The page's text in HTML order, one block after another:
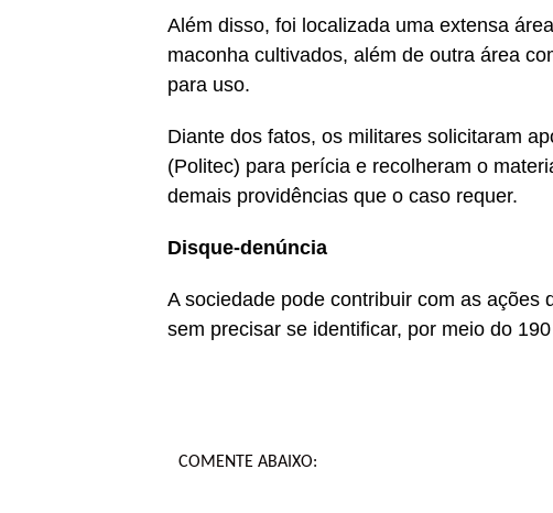
Além disso, foi localizada uma extensa
maconha cultivados, além de outra área
para uso.
Diante dos fatos, os militares solicitaram
(Politec) para perícia e recolheram o
demais providências que o caso requer.
Disque-denúncia
A sociedade pode contribuir com as ações
sem precisar se identificar, por meio do
COMENTE ABAIXO: